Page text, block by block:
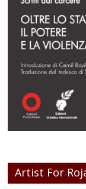
Artist For